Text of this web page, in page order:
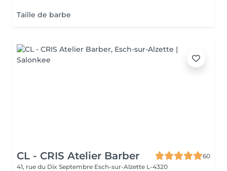
Taille de barbe
CL - CRIS Atelier Barber
60
41, rue du Dix Septembre Esch-sur-Alzette L-4320